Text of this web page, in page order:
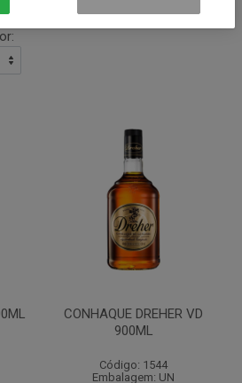
CONHAQUE DREHER VD
900ML
Código: 1544
Embalagem: UN